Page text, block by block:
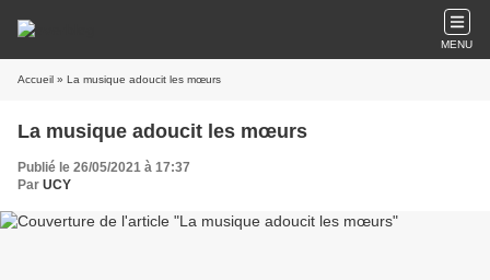
MENU
Accueil » La musique adoucit les mœurs
La musique adoucit les mœurs
Publié le 26/05/2021 à 17:37
Par UCY